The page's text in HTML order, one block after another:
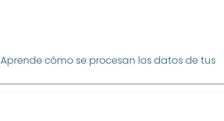
Aprende cómo se procesan los datos de tus